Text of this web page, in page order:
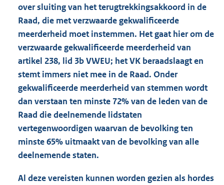
over sluiting van het terugtrekkingsakkoord in de
Raad, die met verzwaarde gekwalificeerde
meerderheid moet instemmen. Het gaat hier om de
verzwaarde gekwalificeerde meerderheid van
artikel 238, lid 3b VWEU; het VK beraadslaagt en
stemt immers niet mee in de Raad. Onder
gekwalificeerde meerderheid van stemmen wordt
dan verstaan ten minste 72% van de leden van de
Raad die deelnemende lidstaten
vertegenwoordigen waarvan de bevolking ten
minste 65% uitmaakt van de bevolking van alle
deelnemende staten.
Al deze vereisten kunnen worden gezien als hordes